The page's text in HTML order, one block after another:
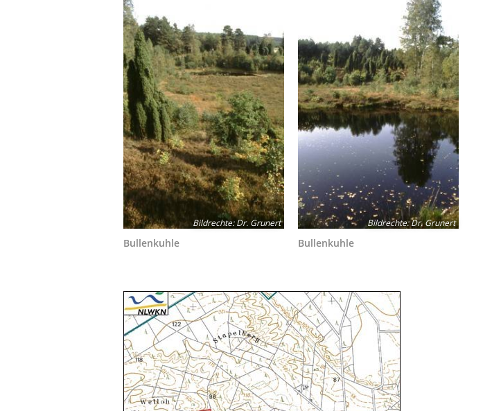
Bildrechte:Dr. Grunert
Bullenkuhle
Bildrechte:Dr. Grunert
Bullenkuhle